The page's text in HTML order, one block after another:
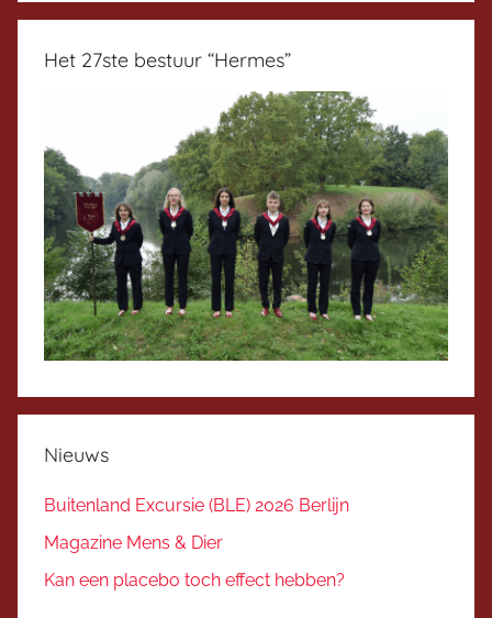
Het 27ste bestuur “Hermes”
Nieuws
Buitenland Excursie (BLE) 2026 Berlijn
Magazine Mens & Dier
Kan een placebo toch effect hebben?